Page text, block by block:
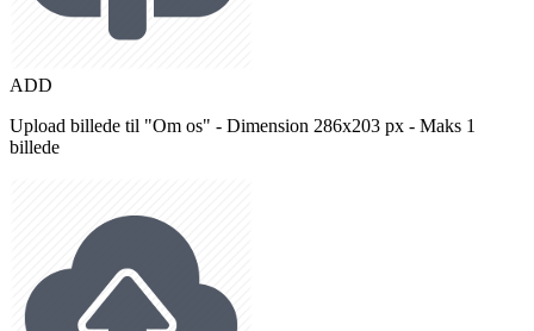
ADD
Upload billede til "Om os" - Dimension 286x203 px - Maks 1
billede